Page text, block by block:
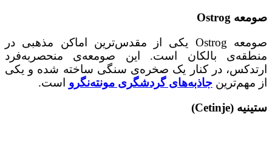
صومعه Ostrog
صومعه Ostrog یکی از مقدس‌ترین اماکن مذهبی در
منطقه‌ی بالکان است. این صومعه‌ی منحصربه‌فرد
ارتدکس، در کنار یک صخره‌ی سنگی ساخته شده و یکی
از مهم‌ترین جاذبه‌های گردشگری مونته‌نگرو است.
ستینیه (Cetinje)